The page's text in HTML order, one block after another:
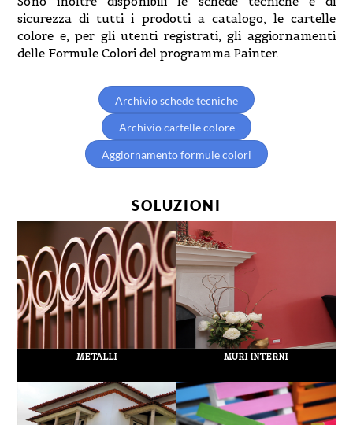
sicurezza di tutti i prodotti a catalogo, le cartelle
colore e, per gli utenti registrati, gli aggiornamenti
delle Formule Colori del programma Painter.
Archivio schede tecniche
Archivio cartelle colore
Aggiornamento formule colori
SOLUZIONI
METALLI MURI INTERNI